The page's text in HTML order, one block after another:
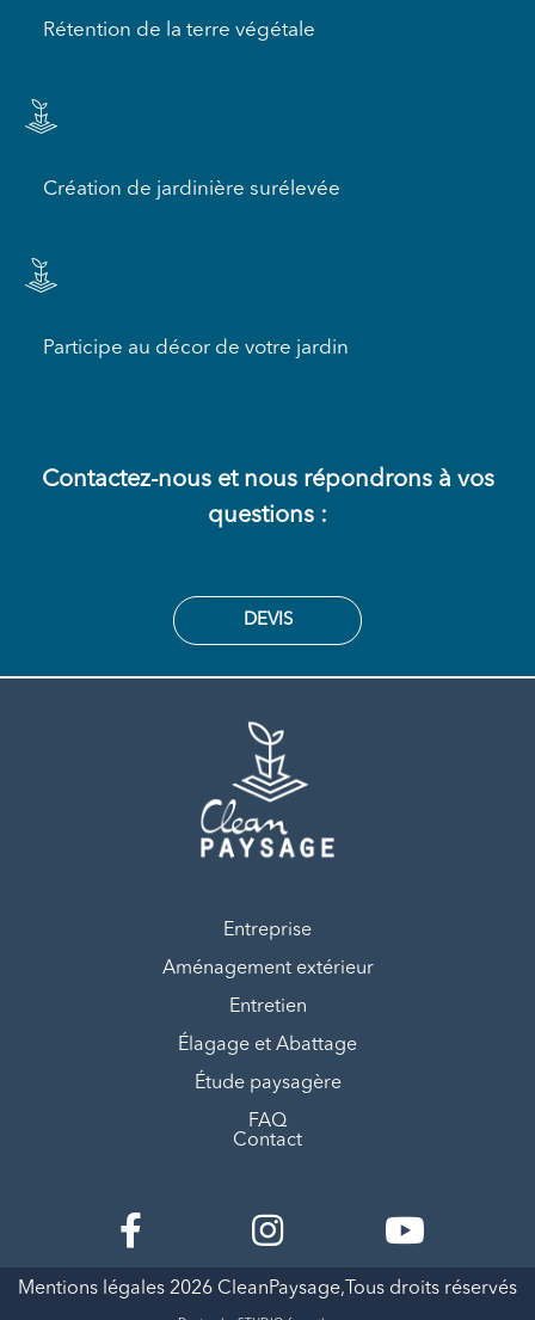
Rétention de la terre végétale
Création de jardinière surélevée
Participe au décor de votre jardin
Contactez-nous et nous répondrons à vos
questions :
DEVIS
Entreprise
Aménagement extérieur
Entretien
Élagage et Abattage
Étude paysagère
FAQ
Contact
Mentions légales 2026 CleanPaysage,Tous droits réservés